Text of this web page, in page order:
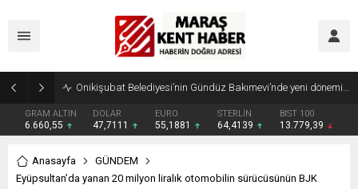
Geleneksel Ağustos Fuarı’nda Madrigal Coşkusu
GRAM ALTIN
6.660,55
DOLAR
47,7111
EURO
55,1881
STERLİN
64,4139
BIST 100
13.779,39
Anasayfa
GÜNDEM
Eyüpsultan’da yanan 20 milyon liralık otomobilin sürücüsünün BJK